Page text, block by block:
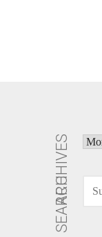
ARCHIVES
SEARCH